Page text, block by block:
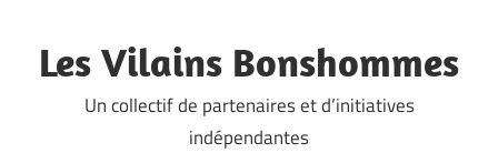
to
content
Les Vilains Bonshommes
Un collectif de partenaires et d’initiatives
indépendantes